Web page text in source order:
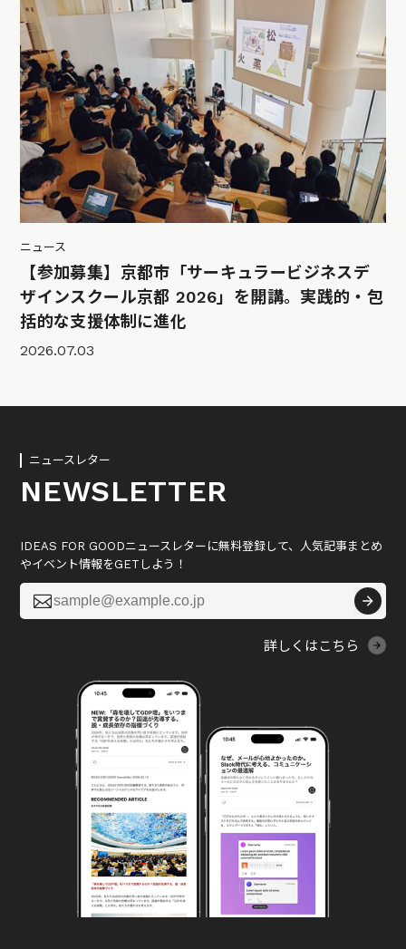
ニュース
【参加募集】京都市「サーキュラービジネスデ
ザインスクール京都 2026」を開講。実践的・包
括的な支援体制に進化
2026.07.03
ニュースレター
NEWSLETTER
IDEAS FOR GOODニュースレターに無料登録して、人気記事まとめ
やイベント情報をGETしよう！

詳しくはこちら